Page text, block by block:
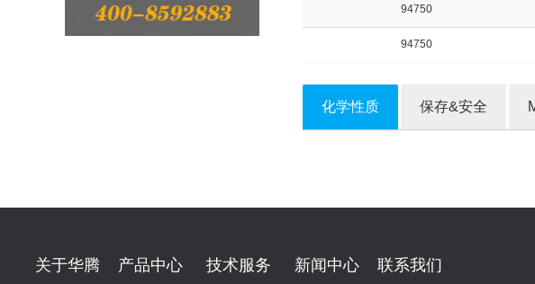
收藏产品
94750
94750
化学性质 保存&安全
关于华腾 产品中心 技术服务 新闻中心 联系我们